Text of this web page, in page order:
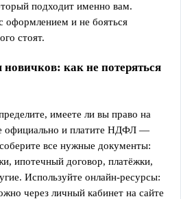
подходит именно вам.
оформлением и не бояться
стоят.
как не потеряться
имеете ли вы право на
официально и платите НДФЛ —
все нужные документы:
ипотечный договор, платёжки,
Используйте онлайн-ресурсы:
через личный кабинет на сайте